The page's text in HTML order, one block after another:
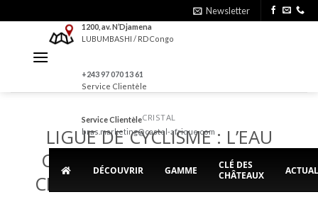
to
Newsletter
1200, av. N’Djamena
LUBUMBASHI / RDCongo
+243 97 070 13 61
Service Clientèle
Service Clientèle
bras.marketing@castel-afrique.com
DÉCOUVRIR GAMME
CLÉ DES
CHÂTEAUX
CRISTAL
LIGUE DE CYCLISME : L’EAU
CRISTAL PRESENTE POUR LA
CLOTURE DE LA SAISON 2020